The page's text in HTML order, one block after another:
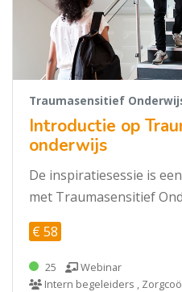
Traumasensitief
Introductie op
onderwijs
De inspiratiesessie is
met Traumasensitief
€ 58
25
Webinar
Intern begeleiders ,